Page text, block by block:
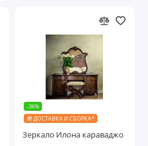
-36%
🎁 ДОСТАВКА И СБОРКА*
Зеркало Илона караваджо